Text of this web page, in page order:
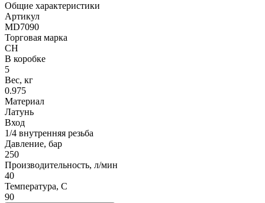
Общие характеристики
Артикул
MD7090
Торговая марка
СH
В коробке
5
Вес, кг
0.975
Материал
Латунь
Вход
1/4 внутренняя резьба
Давление, бар
250
Производительность, л/мин
40
Температура, C
90